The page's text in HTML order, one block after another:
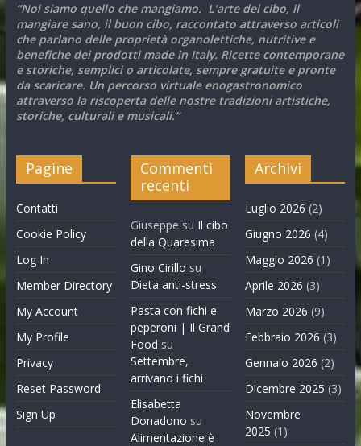
“Noi siamo quello che mangiamo. L’arte del cibo, il
mangiare sano, il buon cibo, raccontato attraverso articoli
che parlano delle proprietà organolettiche, nutritive e
benefiche dei prodotti made in Italy. Ricette contemporane
e storiche, semplici o articolate, sempre gratuite e pronte
da scaricare. Un percorso virtuale enogastronomico
attraverso la riscoperta delle nostre tradizioni artistiche,
storiche, culturali e musicali.”
Pagine
Contatti
Cookie Policy
Log In
Member Directory
My Account
My Profile
Privacy
Reset Password
Sign Up
Commenti
recenti
Giuseppe su Il cibo
della Quaresima
Gino Cirillo su
Dieta anti-stress
Pasta con fichi e
peperoni | Il Grand
Food su
Settembre,
arrivano i fichi
Elisabetta
Donadono su
Alimentazione è
Archivi
Luglio 2026 (2)
Giugno 2026 (4)
Maggio 2026 (1)
Aprile 2026 (3)
Marzo 2026 (9)
Febbraio 2026 (3)
Gennaio 2026 (2)
Dicembre 2025 (3)
Novembre
2025 (1)